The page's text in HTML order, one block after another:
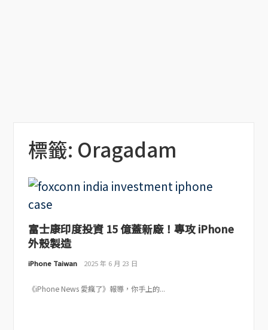
標籤: Oragadam
富士康印度投資 15 億蓋新廠！專攻 iPhone
外殼製造
iPhone Taiwan 2025 年 6 月 23 日
《iPhone News 愛瘋了》報導，你手上的...